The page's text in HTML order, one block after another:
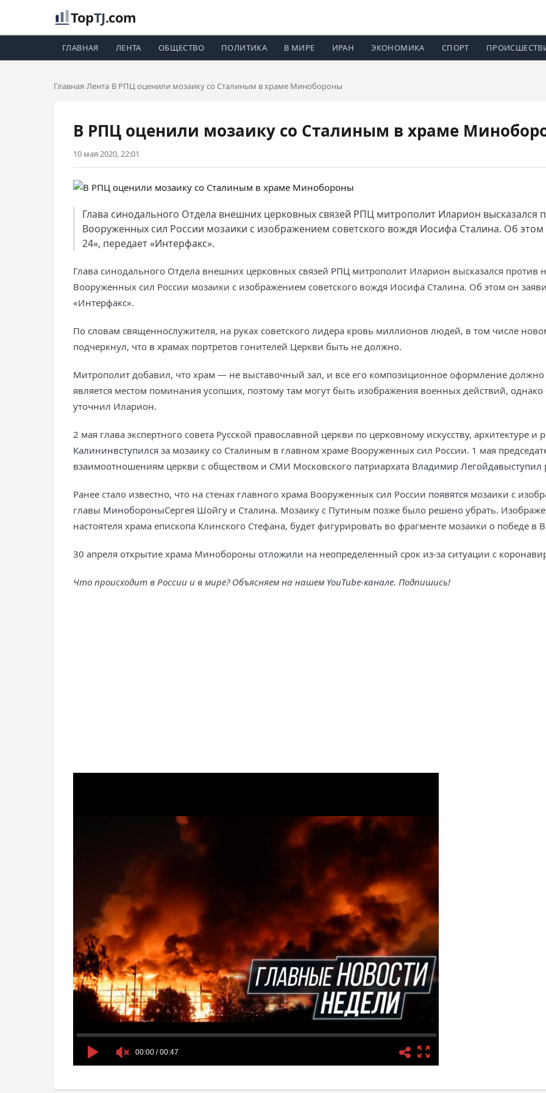
TopTJ.com
ГЛАВНАЯ ЛЕНТА ОБЩЕСТВО ПОЛИТИКА В МИРЕ ИРАН ЭКОНОМИКА СПОРТ
Главная Лента В РПЦ оценили мозаику со Сталиным в храме Минобороны
В РПЦ оценили мозаику со Сталиным в храме
10 мая 2020, 22:01
Глава синодального Отдела внешних церковных связей РПЦ митрополит Иларион высказался
Вооруженных сил России мозаики с изображением советского вождя Иосифа Сталина. Об этом
24», передает «Интерфакс».
Глава синодального Отдела внешних церковных связей РПЦ митрополит Иларион высказался против
Вооруженных сил России мозаики с изображением советского вождя Иосифа Сталина. Об этом он
«Интерфакс».
По словам священнослужителя, на руках советского лидера кровь миллионов людей, в том числе
подчеркнул, что в храмах портретов гонителей Церкви быть не должно.
Митрополит добавил, что храм — не выставочный зал, и все его композиционное оформление
является местом поминания усопших, поэтому там могут быть изображения военных действий,
уточнил Иларион.
2 мая глава экспертного совета Русской православной церкви по церковному искусству, архитектуре и
Калининвступился за мозаику со Сталиным в главном храме Вооруженных сил России. 1 мая
взаимоотношениям церкви с обществом и СМИ Московского патриархата Владимир Легойдавыступил
Ранее стало известно, что на стенах главного храма Вооруженных сил России появятся мозаики с
главы МинобороныСергея Шойгу и Сталина. Мозаику с Путиным позже было решено убрать.
настоятеля храма епископа Клинского Стефана, будет фигурировать во фрагменте мозаики о победе в
30 апреля открытие храма Минобороны отложили на неопределенный срок из-за ситуации с
Что происходит в России и в мире? Объясняем на нашем YouTube-канале. Подпишись!